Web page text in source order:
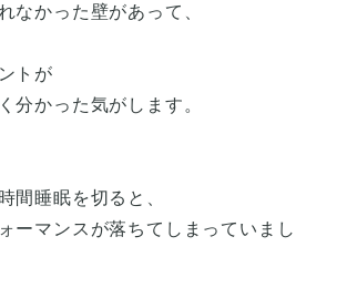
なかった壁があって、
トが
分かった気がします。
間睡眠を切ると、
ーマンスが落ちてしまっていまし